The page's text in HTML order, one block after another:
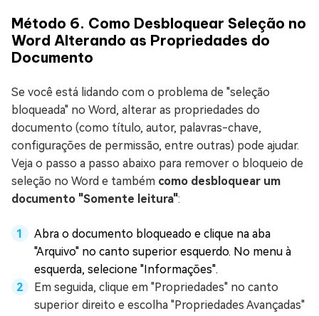
Método 6. Como Desbloquear Seleção no
Word Alterando as Propriedades do
Documento
Se você está lidando com o problema de "seleção
bloqueada" no Word, alterar as propriedades do
documento (como título, autor, palavras-chave,
configurações de permissão, entre outras) pode ajudar.
Veja o passo a passo abaixo para remover o bloqueio de
seleção no Word e também como desbloquear um
documento "Somente leitura":
Abra o documento bloqueado e clique na aba
"Arquivo" no canto superior esquerdo. No menu à
esquerda, selecione "Informações".
Em seguida, clique em "Propriedades" no canto
superior direito e escolha "Propriedades Avançadas"